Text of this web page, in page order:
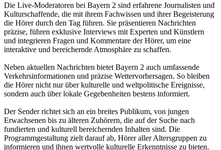
Die Live-Moderatoren bei Bayern 2 sind erfahrene Journalisten und
Kulturschaffende, die mit ihrem Fachwissen und ihrer Begeisterung
die Hörer durch den Tag führen. Sie präsentieren Nachrichten
präzise, führen exklusive Interviews mit Experten und Künstlern
und integrieren Fragen und Kommentare der Hörer, um eine
interaktive und bereichernde Atmosphäre zu schaffen.
Neben aktuellen Nachrichten bietet Bayern 2 auch umfassende
Verkehrsinformationen und präzise Wettervorhersagen. So bleiben
die Hörer nicht nur über kulturelle und weltpolitische Ereignisse,
sondern auch über lokale Gegebenheiten bestens informiert.
Der Sender richtet sich an ein breites Publikum, von jungen
Erwachsenen bis zu älteren Zuhörern, die auf der Suche nach
fundierten und kulturell bereichernden Inhalten sind. Die
Programmgestaltung zielt darauf ab, Hörer aller Altersgruppen zu
informieren und ihnen wertvolle kulturelle Erkenntnisse zu bieten.